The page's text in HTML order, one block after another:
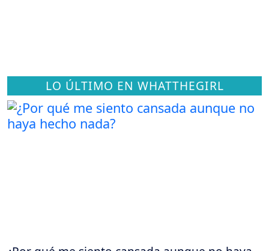
LO ÚLTIMO EN WHATTHEGIRL